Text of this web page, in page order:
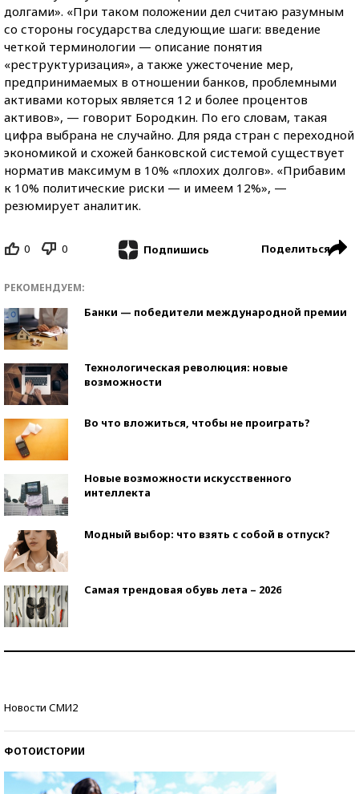
долгами». «При таком положении дел считаю разумным
со стороны государства следующие шаги: введение
четкой терминологии — описание понятия
«реструктуризация», а также ужесточение мер,
предпринимаемых в отношении банков, проблемными
активами которых является 12 и более процентов
активов», — говорит Бородкин. По его словам, такая
цифра выбрана не случайно. Для ряда стран с переходной
экономикой и схожей банковской системой существует
норматив максимум в 10% «плохих долгов». «Прибавим
к 10% политические риски — и имеем 12%», —
резюмирует аналитик.
0 0 Подпишись Поделиться
РЕКОМЕНДУЕМ:
Банки — победители международной премии
Технологическая революция: новые
возможности
Во что вложиться, чтобы не проиграть?
Новые возможности искусственного
интеллекта
Модный выбор: что взять с собой в отпуск?
Самая трендовая обувь лета – 2026
Новости СМИ2
ФОТОИСТОРИИ